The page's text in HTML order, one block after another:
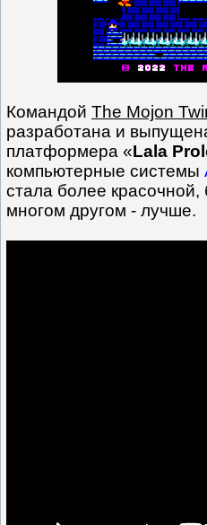
Командой The Mojon
разработана и
платформера «Lala
компьютерные системы
стала более
многом другом - лучше.